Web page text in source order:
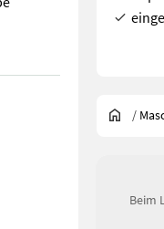
/
Beim